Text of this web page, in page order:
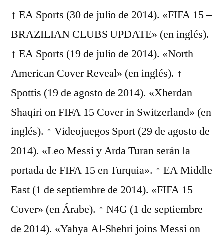
↑ EA Sports (30 de julio de 2014). «FIFA 15 –
BRAZILIAN CLUBS UPDATE» (en inglés).
↑ EA Sports (19 de julio de 2014). «North
American Cover Reveal» (en inglés). ↑
Spottis (19 de agosto de 2014). «Xherdan
Shaqiri on FIFA 15 Cover in Switzerland» (en
inglés). ↑ Videojuegos Sport (29 de agosto de
2014). «Leo Messi y Arda Turan serán la
portada de FIFA 15 en Turquia». ↑ EA Middle
East (1 de septiembre de 2014). «FIFA 15
Cover» (en Árabe). ↑ N4G (1 de septiembre
de 2014). «Yahya Al-Shehri joins Messi on